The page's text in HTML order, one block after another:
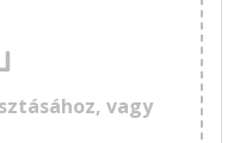
vagy